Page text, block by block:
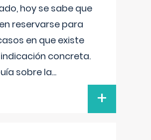
hoy se sabe que
reservarse para
en que existe
concreta.
sobre la...
+